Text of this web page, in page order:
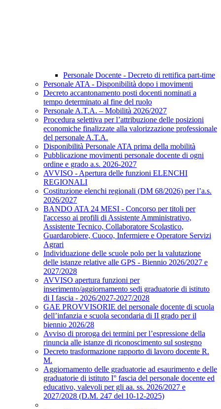
Personale Docente - Decreto di rettifica part-time
Personale ATA - Disponibilità dopo i movimenti
Decreto accantonamento posti docenti nominati a
tempo determinato al fine del ruolo
Personale A.T.A. – Mobilità 2026/2027
Procedura selettiva per l’attribuzione delle posizioni
economiche finalizzate alla valorizzazione professionale
del personale A.T.A.
Disponibilità Personale ATA prima della mobilità
Pubblicazione movimenti personale docente di ogni
ordine e grado a.s. 2026-2027
AVVISO - Apertura delle funzioni ELENCHI
REGIONALI
Costituzione elenchi regionali (DM 68/2026) per l’a.s.
2026/2027
BANDO ATA 24 MESI - Concorso per titoli per
l'accesso ai profili di Assistente Amministrativo,
Assistente Tecnico, Collaboratore Scolastico,
Guardarobiere, Cuoco, Infermiere e Operatore Servizi
Agrari
Individuazione delle scuole polo per la valutazione
delle istanze relative alle GPS - Biennio 2026/2027 e
2027/2028
AVVISO apertura funzioni per
inserimento/aggiornamento sedi graduatorie di istituto
di I fascia - 2026/2027-2027/2028
GAE PROVVISORIE del personale docente di scuola
dell’infanzia e scuola secondaria di II grado per il
biennio 2026/28
Avviso di proroga dei termini per l’espressione della
rinuncia alle istanze di riconoscimento sul sostegno
Decreto trasformazione rapporto di lavoro docente R.
M.
Aggiornamento delle graduatorie ad esaurimento e delle
graduatorie di istituto I° fascia del personale docente ed
educativo, valevoli per gli aa. ss. 2026/2027 e
2027/2028 (D.M. 247 del 10-12-2025)